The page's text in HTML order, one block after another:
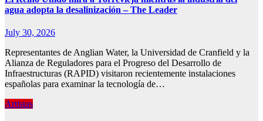
agua adopta la desalinización – The Leader
July 30, 2026
Representantes de Anglian Water, la Universidad de Cranfield y la
Alianza de Reguladores para el Progreso del Desarrollo de
Infraestructuras (RAPID) visitaron recientemente instalaciones
españolas para examinar la tecnología de…
Artistas